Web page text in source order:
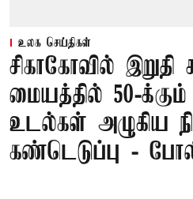
உலக செய்திகள்
சிகாகோவில் இறுதி
மையத்தில் 50-
உடல்கள் அழுகிய
கண்டெடுப்பு -